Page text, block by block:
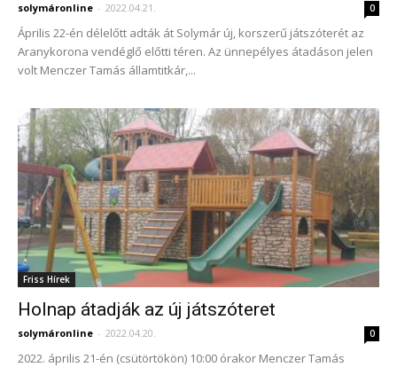
solymáronline - 2022.04.21. 0
Április 22-én délelőtt adták át Solymár új, korszerű játszóterét az
Aranykorona vendéglő előtti téren. Az ünnepélyes átadáson jelen
volt Menczer Tamás államtitkár,...
Friss Hírek
Holnap átadják az új játszóteret
solymáronline - 2022.04.20. 0
2022. április 21-én (csütörtökön) 10:00 órakor Menczer Tamás